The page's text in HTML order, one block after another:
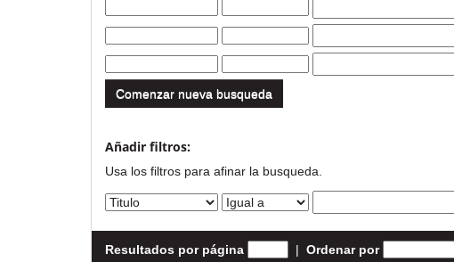
Comenzar nueva busqueda
Añadir filtros:
Usa los filtros para afinar la busqueda.
Resultados por página | Ordenar por